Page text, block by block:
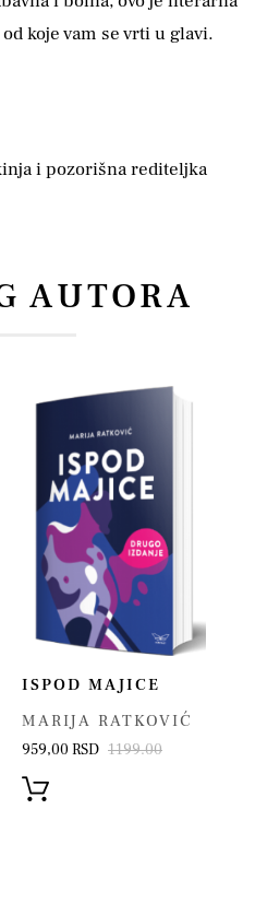
koje vam se vrti u glavi.
i pozorišna rediteljka
AUTORA
ISPOD MAJICE
MARIJA RATKOVIĆ
959,00 RSD 1199.00